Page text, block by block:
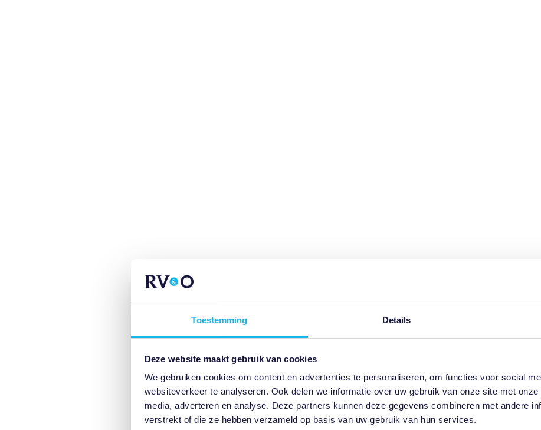
Toestemming Details
Deze website maakt gebruik van cookies
We gebruiken cookies om content en advertenties te personaliseren, om functies voor social
websiteverkeer te analyseren. Ook delen we informatie over uw gebruik van onze site met
media, adverteren en analyse. Deze partners kunnen deze gegevens combineren met andere
verstrekt of die ze hebben verzameld op basis van uw gebruik van hun services.